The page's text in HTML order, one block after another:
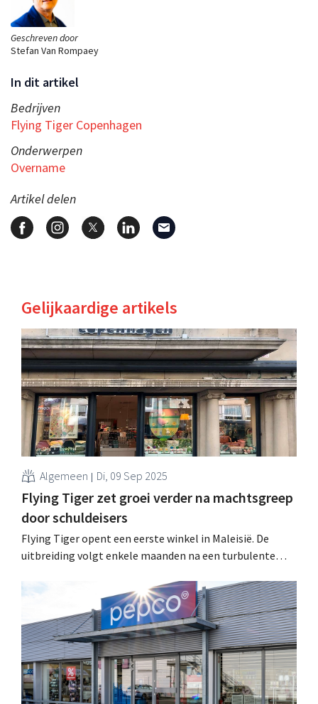
Geschreven door
Stefan Van Rompaey
In dit artikel
Bedrijven
Flying Tiger Copenhagen
Onderwerpen
Overname
Artikel delen
Gelijkaardige artikels
Algemeen Di, 09 Sep 2025
Flying Tiger zet groei verder na machtsgreep
door schuldeisers
Flying Tiger opent een eerste winkel in Maleisië. De
uitbreiding volgt enkele maanden na een turbulente
euro. .